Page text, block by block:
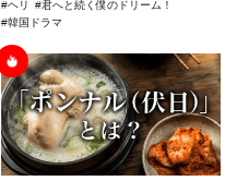
ヘリ
君へと続く僕のドリーム！
韓国ドラマ